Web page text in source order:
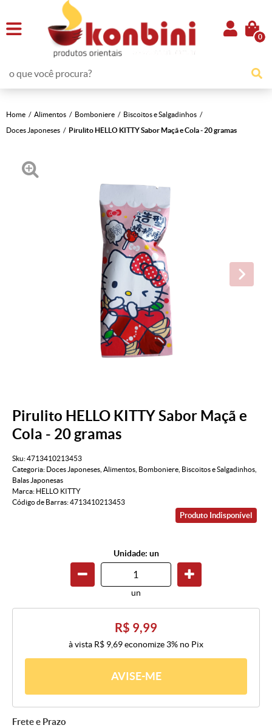
0
Home Alimentos Bomboniere
Biscoitos e Salgadinhos
Doces Japoneses
Pirulito HELLO KITTY Sabor Maçã e Cola - 20 gramas
Pirulito HELLO KITTY Sabor Maçã e
Cola - 20 gramas
Sku:4713410213453
Categoria: Doces Japoneses Alimentos Bomboniere Biscoitos e Salgadinhos
Balas Japonesas
Marca: HELLO KITTY
Código de Barras:4713410213453
Produto Indisponível
Unidade: un
un
R$ 9,99
à vista R$ 9,69economize 3% no Pix
AVISE-ME
Frete e Prazo